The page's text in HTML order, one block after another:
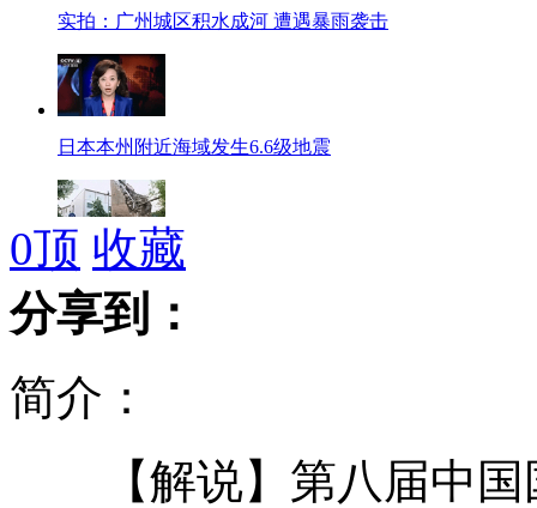
实拍：广州城区积水成河 遭遇暴雨袭击
日本本州附近海域发生6.6级地震
意大利：北部发生地震 死亡人数升至4人
网上打字月入万元 馅饼还是陷阱?
0顶 收藏
分享到：
简介：
【解说】第八届中国